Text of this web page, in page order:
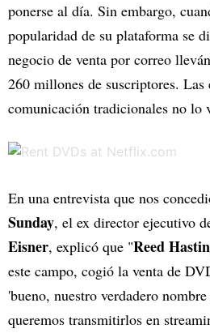
ponerse al día. Sin embargo,
popularidad de su plataforma se
negocio de venta por correo
260 millones de suscriptores. Las
comunicación tradicionales no lo
En una entrevista que nos
Sunday, el ex director ejecutivo
Eisner, explicó que "Reed
este campo, cogió la venta de
'bueno, nuestro verdadero
queremos transmitirlos en